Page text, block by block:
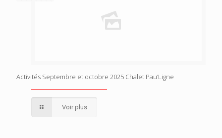
Activités Septembre et octobre 2025 Chalet Pau’Ligne
Voir plus